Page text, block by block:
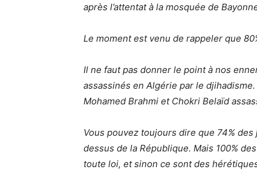
après l’attentat à la mosquée de
Le moment est venu de rappeler que
Il ne faut pas donner le point à nos
assassinés en Algérie par le
Mohamed Brahmi et Chokri Belaïd
Vous pouvez toujours dire que 74%
dessus de la République. Mais 100%
toute loi, et sinon ce sont des